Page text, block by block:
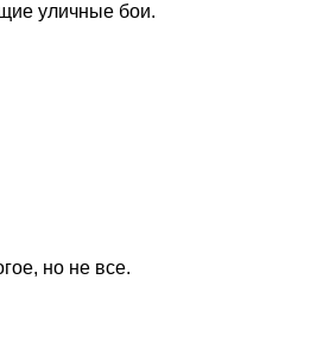
уличные бои.
но не все.